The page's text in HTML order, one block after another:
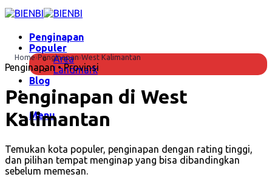
Skip
to
contentPenginapan
Populer
Area
Landmark
Blog
Menu
Home›Penginapan›West Kalimantan
Penginapan • Provinsi
Penginapan di West
Kalimantan
Temukan kota populer, penginapan dengan rating tinggi,
dan pilihan tempat menginap yang bisa dibandingkan
sebelum memesan.